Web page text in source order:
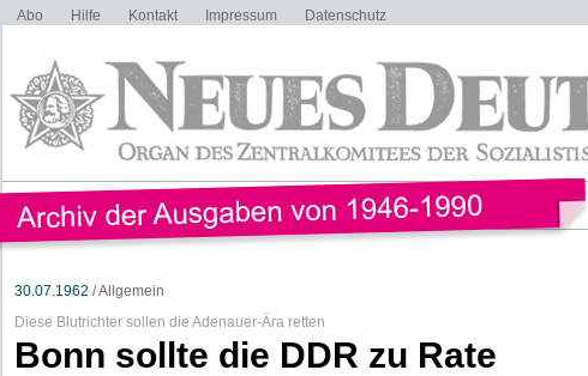
Abo Hilfe Kontakt Impressum Datenschutz
30.07.1962 / Allgemein
Diese Blutrichter sollen die Adenauer-Ära retten
Bonn sollte die DDR zu Rate